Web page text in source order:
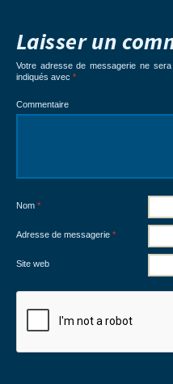
Laisser un
Votre adresse de messagerie ne sera
indiqués avec *
Commentaire
Nom *
Adresse de messagerie *
Site web